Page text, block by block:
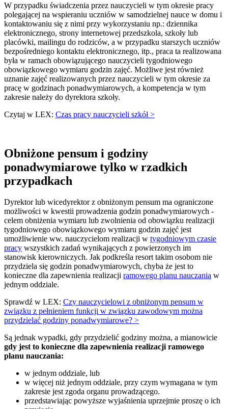
W przypadku świadczenia przez nauczycieli w tym okresie pracy
polegającej na wspieraniu uczniów w samodzielnej nauce w domu i
kontaktowaniu się z nimi przy wykorzystaniu np.: dziennika
elektronicznego, strony internetowej przedszkola, szkoły lub
placówki, mailingu do rodziców, a w przypadku starszych uczniów
bezpośredniego kontaktu elektronicznego, itp., praca ta realizowana
była w ramach obowiązującego nauczycieli tygodniowego
obowiązkowego wymiaru godzin zajęć. Możliwe jest również
uznanie zajęć realizowanych przez nauczycieli w tym okresie za
pracę w godzinach ponadwymiarowych, a kompetencja w tym
zakresie należy do dyrektora szkoły.
Czytaj w LEX: Czas pracy nauczycieli szkół >
Obniżone pensum i godziny
ponadwymiarowe tylko w rzadkich
przypadkach
Dyrektor lub wicedyrektor z obniżonym pensum ma ograniczone
możliwości w kwestii prowadzenia godzin ponadwymiarowych -
celem obniżenia wymiaru lub zwolnienia od obowiązku realizacji
tygodniowego obowiązkowego wymiaru godzin zajęć jest
umożliwienie ww. nauczycielom realizacji w tygodniowym czasie
pracy wszystkich zadań wynikających z powierzonych im
stanowisk kierowniczych. Jak podkreśla resort takim osobom nie
przydziela się godzin ponadwymiarowych, chyba że jest to
konieczne dla zapewnienia realizacji ramowego planu nauczania w
jednym oddziale.
Sprawdź w LEX: Czy nauczycielowi z obniżonym pensum w
związku z pełnieniem funkcji w związku zawodowym można
przydzielać godziny ponadwymiarowe? >
Są jednak wypadki, gdy przydzielić godziny można, a mianowicie
gdy jest to konieczne dla zapewnienia realizacji ramowego
planu nauczania:
w jednym oddziale, lub
w więcej niż jednym oddziale, przy czym wymagana w tym
zakresie jest zgoda organu prowadzącego.
przedstawiając powyższe wyjaśnienia uprzejmie proszę o ich